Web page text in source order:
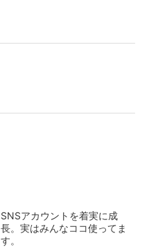
SNSアカウントを着実に成
長。実はみんなココ使ってま
す。